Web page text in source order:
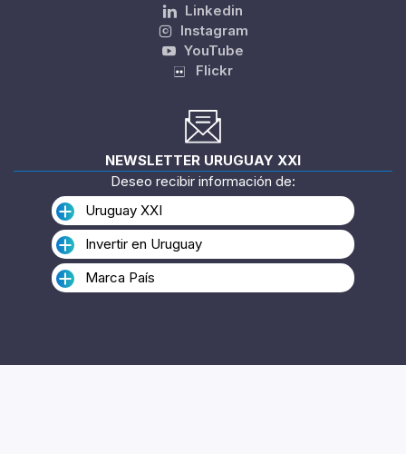
Linkedin
Instagram
YouTube
Flickr
NEWSLETTER URUGUAY XXI
Deseo recibir información de:
Uruguay XXI
Invertir en Uruguay
Marca País